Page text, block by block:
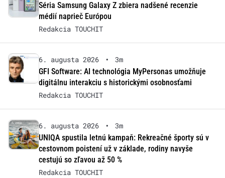
Séria Samsung Galaxy Z zbiera nadšené recenzie
médií naprieč Európou
Redakcia TOUCHIT
6. augusta 2026 •
3m
GFI Software: AI technológia MyPersonas umožňuje
digitálnu interakciu s historickými osobnosťami
Redakcia TOUCHIT
6. augusta 2026 •
3m
UNIQA spustila letnú kampaň: Rekreačné športy sú v
cestovnom poistení už v základe, rodiny navyše
cestujú so zľavou až 50 %
Redakcia TOUCHIT